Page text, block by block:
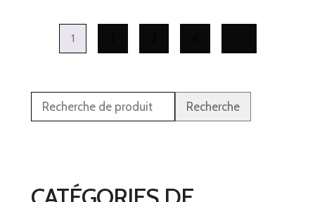
1
Recherche